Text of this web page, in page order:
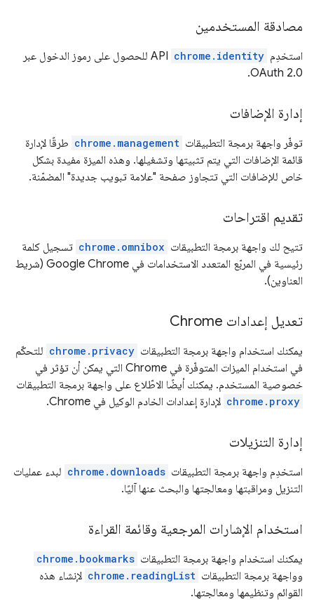
مصادقة المستخدمين
استخدِم chrome.identity
API للحصول على رموز الدخول عبر
OAuth 2.0.
إدارة الإضافات
توفّر واجهة برمجة التطبيقات chrome.management طرقًا لإدارة
قائمة الإضافات التي يتم تثبيتها وتشغيلها. وهذه الميزة مفيدة بشكل
خاص للإضافات التي تتجاوز صفحة "علامة تبويب جديدة" المضمّنة.
تقديم اقتراحات
تتيح لك واجهة برمجة التطبيقات chrome.omnibox تسجيل كلمة
رئيسية في المربّع المتعدد الاستخدامات في Google Chrome (شريط
العناوين).
تعديل إعدادات Chrome
يمكنك استخدام واجهة برمجة التطبيقات chrome.privacy للتحكّم
في استخدام الميزات المتوفّرة في Chrome التي يمكن أن تؤثر في
خصوصية المستخدم. يمكنك أيضًا الاطّلاع على واجهة برمجة التطبيقات
chrome.proxy لإدارة إعدادات الخادم الوكيل في Chrome.
إدارة التنزيلات
استخدِم واجهة برمجة التطبيقات chrome.downloads لبدء عمليات
التنزيل ومراقبتها ومعالجتها والبحث عنها آليًا.
استخدام الإشارات المرجعية وقائمة القراءة
يمكنك استخدام واجهة برمجة التطبيقات chrome.bookmarks
وواجهة برمجة التطبيقات chrome.readingList لإنشاء هذه
القوائم وتنظيمها ومعالجتها.